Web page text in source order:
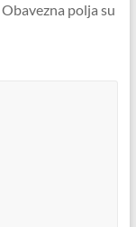
Obavezna polja su